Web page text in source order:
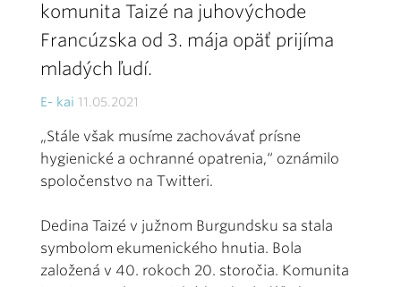
komunita Taizé na juhovýchode
Francúzska od 3. mája opäť prijíma
mladých ľudí.
E- kai 11.05.2021
„Stále však musíme zachovávať prísne
hygienické a ochranné opatrenia,“ oznámilo
spoločenstvo na Twitteri.
Dedina Taizé v južnom Burgundsku sa stala
symbolom ekumenického hnutia. Bola
založená v 40. rokoch 20. storočia. Komunita